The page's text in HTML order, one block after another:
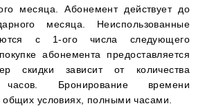
месяца. Абонемент действует до
месяца. Неиспользованные
с 1-ого числа следующего
абонемента предоставляется
скидки зависит от количества
часов. Бронирование времени
общих условиях, полными часами.